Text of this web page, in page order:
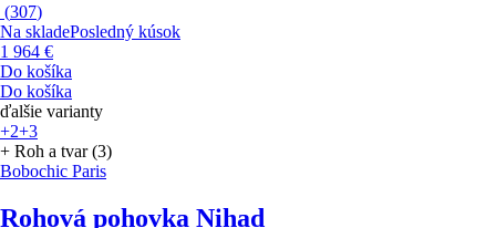
(307)
Na skladePosledný kúsok
1 964 €
Do košíka
Do košíka
ďalšie varianty
+2+3
+ Roh a tvar (3)
Bobochic Paris
Rohová pohovka Nihad